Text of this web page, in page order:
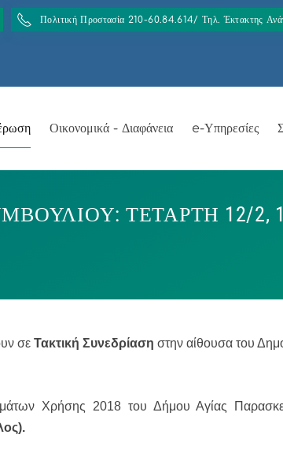
Πολιτική Προστασία 210-60.84.614/ Τηλ. Έκτακτης
Οικονομικά - Διαφάνεια e-Υπηρεσίες
ΤΕΤΑΡΤΗ 12/2,
σε Τακτική Συνεδρίαση στην αίθουσα του
Χρήσης 2018 του Δήμου Αγίας